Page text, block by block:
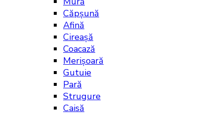
Căpșună
Afină
Cireașă
Coacază
Merișoară
Gutuie
Pară
Strugure
Caisă